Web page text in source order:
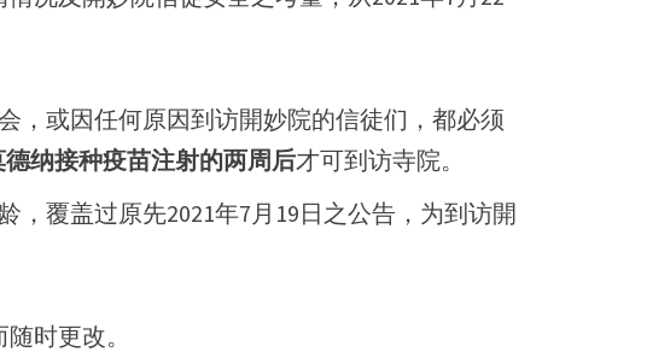
，或因任何原因到访開妙院的信徒们，都必须
纳接种疫苗注射的两周后才可到访寺院。
，覆盖过原先2021年7月19日之公告 ，为到访開
时更改。